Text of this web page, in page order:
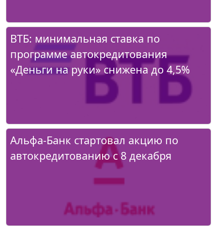
ВТБ: минимальная ставка по
программе автокредитования
«Деньги на руки» снижена до 4,5%
Альфа-Банк стартовал акцию по
автокредитованию с 8 декабря